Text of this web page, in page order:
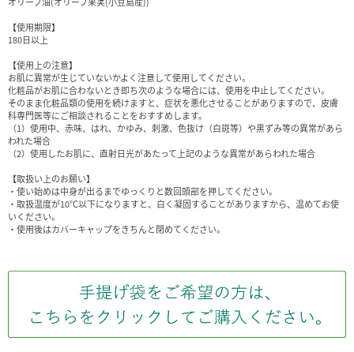
【使用期限】
180日以上
【使用上の注意】
お肌に異常が生じていないかよく注意して使用してください。
化粧品がお肌に合わないとき即ち次のような場合には、使用を中止してください。
そのまま化粧品類の使用を続けますと、症状を悪化させることがありますので、皮膚
科専門医等にご相談されることをおすすめします。
（1）使用中、赤味、はれ、かゆみ、刺激、色抜け（白斑等）や黒ずみ等の異常があら
われた場合
（2）使用したお肌に、直射日光があたって上記のような異常があらわれた場合
【取扱い上のお願い】
・使い始めは中身が出るまでゆっくりと数回頭部を押してください。
・取扱温度が10℃以下になりますと、白く凝固することがありますから、温めてお使
いください。
・使用後はカバーキャップをきちんと閉めてください。